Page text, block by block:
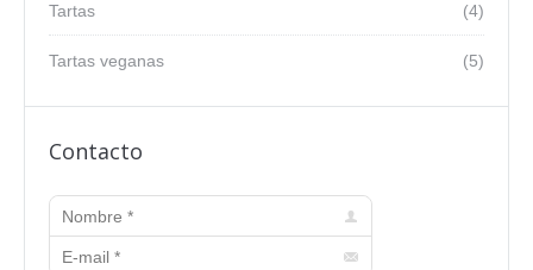
(4)
Tartas
(5)
Tartas veganas
Contacto
Nombre *
E-mail *